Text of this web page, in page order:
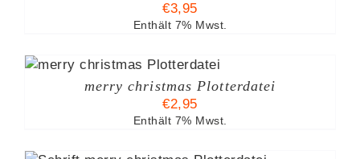
€3,95
Enthält 7% Mwst.
merry christmas Plotterdatei
€2,95
Enthält 7% Mwst.